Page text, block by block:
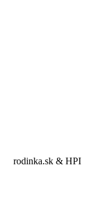
rodinka.sk & HPI